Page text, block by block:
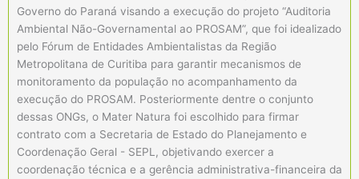
Governo do Paraná visando a execução do projeto “Auditoria
Ambiental Não-Governamental ao PROSAM”, que foi idealizado
pelo Fórum de Entidades Ambientalistas da Região
Metropolitana de Curitiba para garantir mecanismos de
monitoramento da população no acompanhamento da
execução do PROSAM. Posteriormente dentre o conjunto
dessas ONGs, o Mater Natura foi escolhido para firmar
contrato com a Secretaria de Estado do Planejamento e
Coordenação Geral - SEPL, objetivando exercer a
coordenação técnica e a gerência administrativa-financeira da